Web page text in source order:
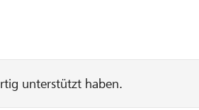
unterstützt haben.